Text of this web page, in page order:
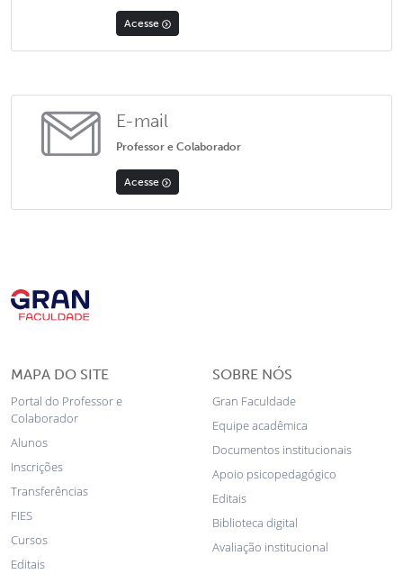
Acesse
E-mail
Professor e Colaborador
Acesse
MAPA DO SITE
Portal do Professor e
Colaborador
Alunos
Inscrições
Transferências
FIES
Cursos
Editais
SOBRE NÓS
Gran Faculdade
Equipe acadêmica
Documentos institucionais
Apoio psicopedagógico
Editais
Biblioteca digital
Avaliação institucional